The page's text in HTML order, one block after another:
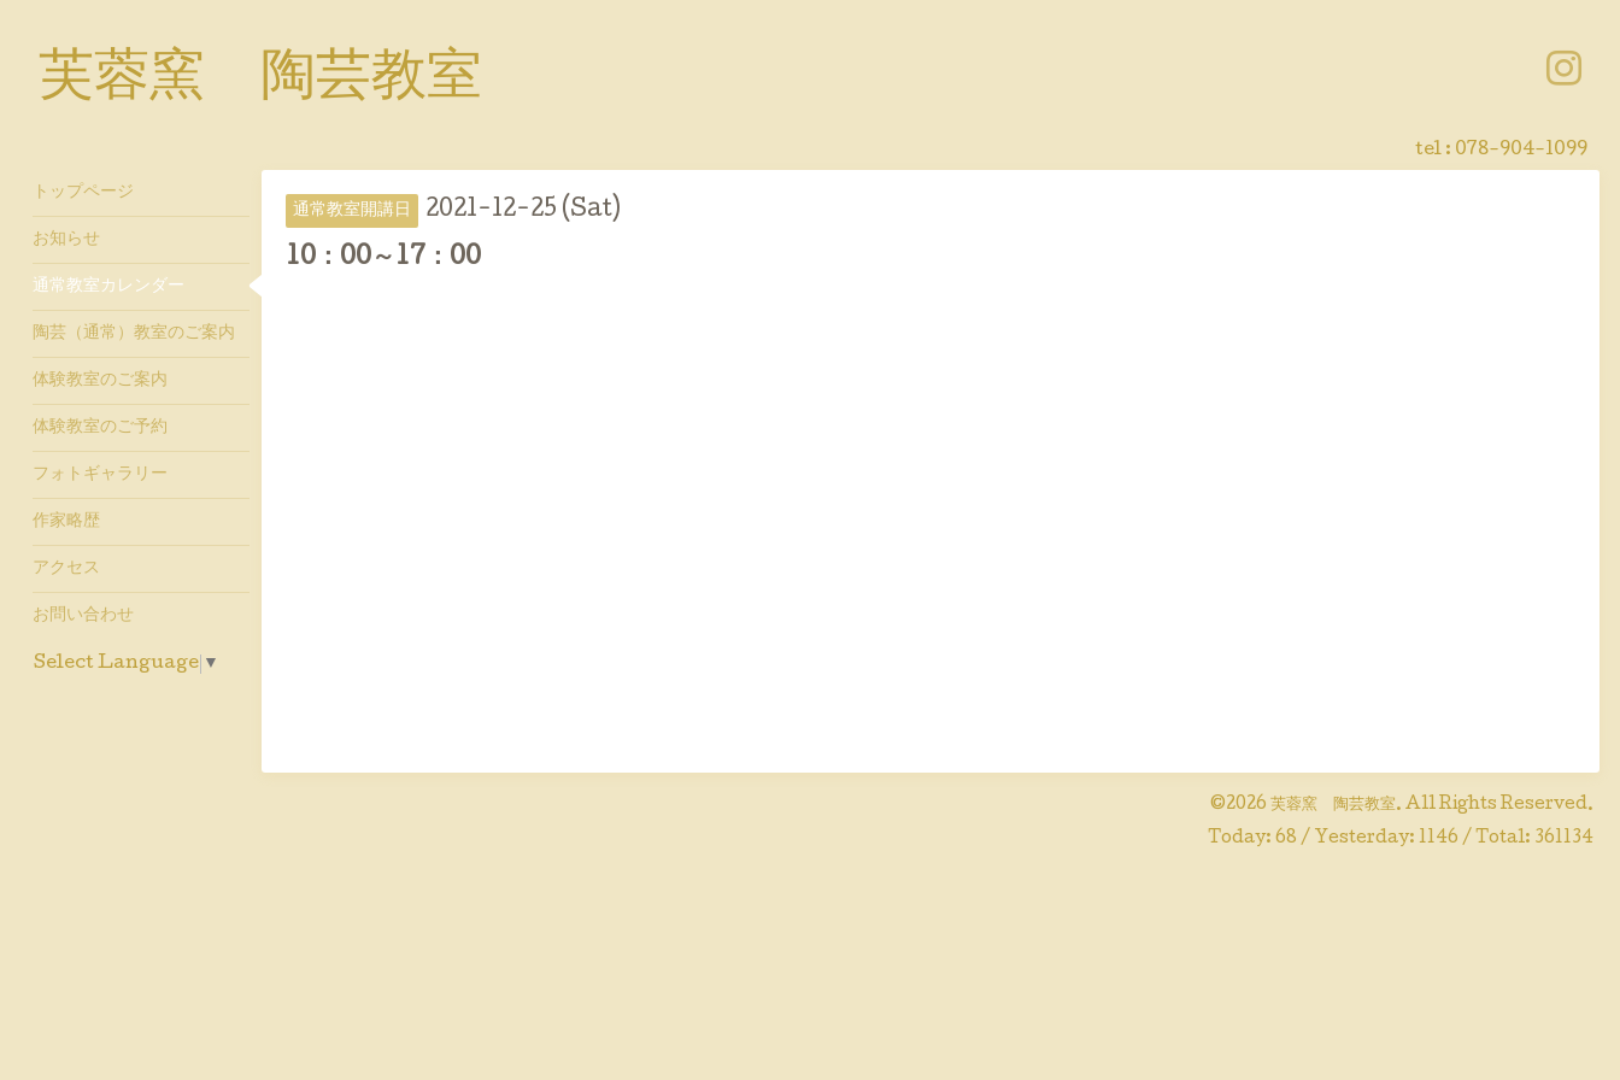
芙蓉窯 陶芸教室
tel : 078-904-1099
通常教室開講日 2021-12-25 (Sat)
10：00～17：00
©2026 芙蓉窯 陶芸教室. All Rights Reserved.
Today: 68 / Yesterday: 1146 / Total: 361134
トップページ
お知らせ
通常教室カレンダー
陶芸（通常）教室のご案内
体験教室のご案内
体験教室のご予約
フォトギャラリー
作家略歴
アクセス
お問い合わせ
Select Language ▼